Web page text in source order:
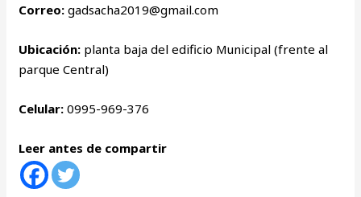
Correo: gadsacha2019@gmail.com
Ubicación: planta baja del edificio Municipal (frente al
parque Central)
Celular:0995-969-376
Leer antes de compartir